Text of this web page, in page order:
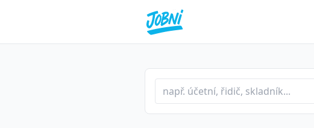
Profese nebo klíčové slovo
Typ inzerátu
Lokalita